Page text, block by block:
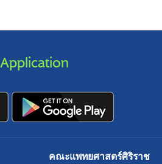
คณะแพทยศาสตร์ศิริราช